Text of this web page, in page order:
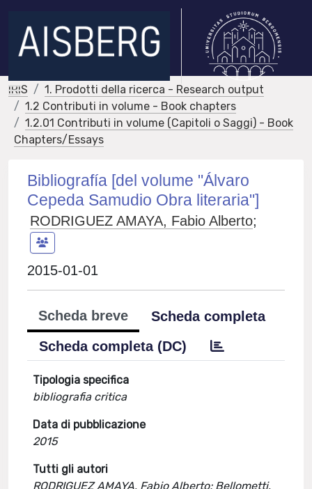
IRIS
1. Prodotti della ricerca - Research output
1.2 Contributi in volume - Book chapters
1.2.01 Contributi in volume (Capitoli o Saggi) - Book
Chapters/Essays
Bibliografía [del volume "Álvaro
Cepeda Samudio Obra literaria"]
RODRIGUEZ AMAYA, Fabio Alberto;
2015-01-01
Scheda breve
Scheda completa
Scheda completa (DC)
Tipologia specifica
bibliografia critica
Data di pubblicazione
2015
Tutti gli autori
RODRIGUEZ AMAYA, Fabio Alberto; Bellometti,